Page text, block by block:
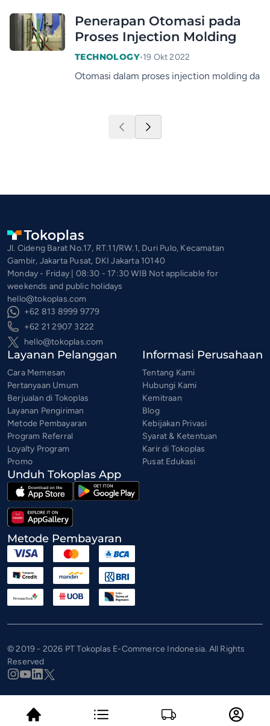
TECHNOLOGY•19 Okt 2022
Penerapan Otomasi pada
Proses Injection Molding
Otomasi dalam proses injection molding
Jl. Cideng Barat No.17, RT.11/RW.1, Duri Pulo, Kecamatan
Gambir, Jakarta Pusat, DKI Jakarta 10140
Monday - Friday | 08:30 - 17:30 WIB Not applicable for
weekends and public holidays
hello@tokoplas.com
+62 813 8999 9779
+62 21 2907 3222
hello@tokoplas.com
Layanan Pelanggan
Cara Memesan
Pertanyaan Umum
Berjualan di Tokoplas
Layanan Pengiriman
Metode Pembayaran
Program Referral
Loyalty Program
Promo
Informasi Perusahaan
Tentang Kami
Hubungi Kami
Kemitraan
Blog
Kebijakan Privasi
Syarat & Ketentuan
Karir di Tokoplas
Pusat Edukasi
Unduh Tokoplas App
Metode Pembayaran
© 2019 - 2026 PT Tokoplas E-Commerce Indonesia. All Rights
Reserved